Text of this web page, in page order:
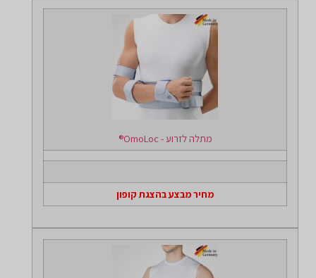
מתלה לזרוע - OmoLoc®
מחיר מבצע בהצגת קופון